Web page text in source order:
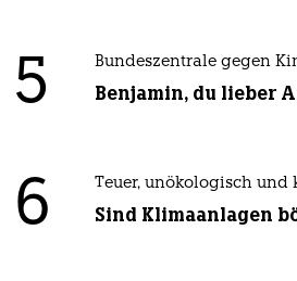
5 Bundeszentrale gegen
Benjamin, du lieber
6 Teuer, unökologisch und
Sind Klimaanlagen